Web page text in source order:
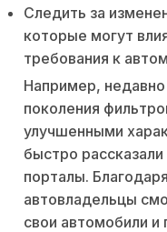
Следить за
которые могут
требования к
Например,
поколения
улучшенными
быстро
порталы.
автовладельцы
свои автомобили и